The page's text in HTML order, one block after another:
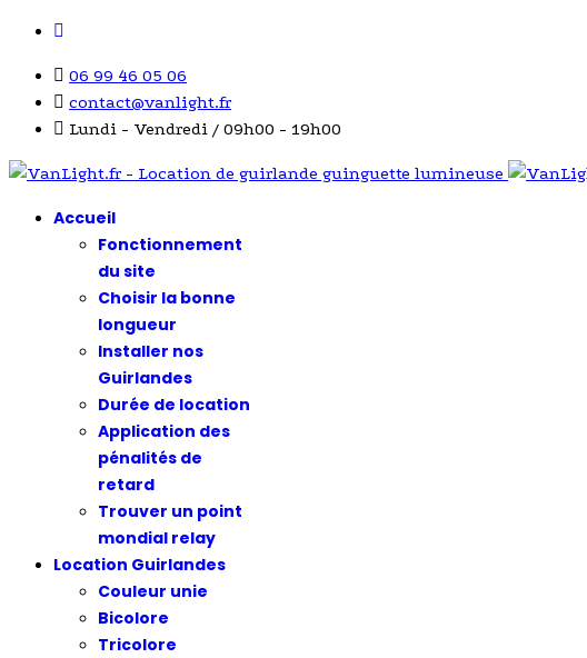
06 99 46 05 06
contact@vanlight.fr
Lundi - Vendredi / 09h00 - 19h00
Accueil
Fonctionnement
du site
Choisir la bonne
longueur
Installer nos
Guirlandes
Durée de location
Application des
pénalités de
retard
Trouver un point
mondial relay
Location Guirlandes
Couleur unie
Bicolore
Tricolore